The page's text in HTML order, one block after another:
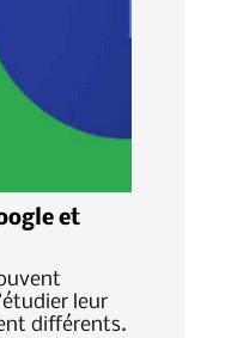
et
leur
différents.